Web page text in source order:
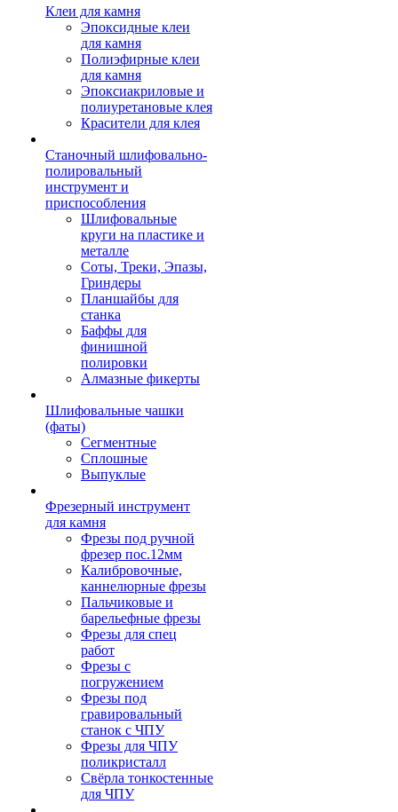
Клеи для камня
Эпоксидные клеи
для камня
Полиэфирные клеи
для камня
Эпоксиакриловые и
полиуретановые клея
Красители для клея
Станочный шлифовально-
полировальный
инструмент и
приспособления
Шлифовальные
круги на пластике и
металле
Соты, Треки, Эпазы,
Гриндеры
Планшайбы для
станка
Баффы для
финишной
полировки
Алмазные фикерты
Шлифовальные чашки
(фаты)
Сегментные
Сплошные
Выпуклые
Фрезерный инструмент
для камня
Фрезы под ручной
фрезер пос.12мм
Калибровочные,
каннелюрные фрезы
Пальчиковые и
барельефные фрезы
Фрезы для спец
работ
Фрезы с
погружением
Фрезы под
гравировальный
станок с ЧПУ
Фрезы для ЧПУ
поликристалл
Свёрла тонкостенные
для ЧПУ